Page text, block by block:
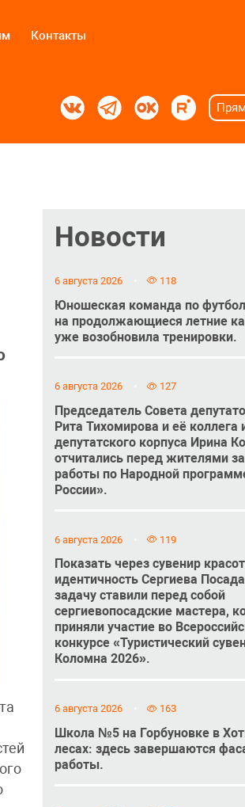
Контакты
Новости
6 августа 2026 118
Юношеская команда по
на продолжающиеся летние
уже возобновила тренировки.
6 августа 2026 127
Председатель Совета
Рита Тихомирова и её коллега
депутатского корпуса Ирина
отчитались перед жителями
работы по Народной
России».
6 августа 2026 119
Показать через сувенир
идентичность Сергиева
задачу ставили перед собой
сергиевопосадские мастера,
приняли участие во
конкурсе «Туристический
Коломна 2026».
6 августа 2026 163
Школа №5 на Горбуновке в
лесах: здесь завершаются
работы.